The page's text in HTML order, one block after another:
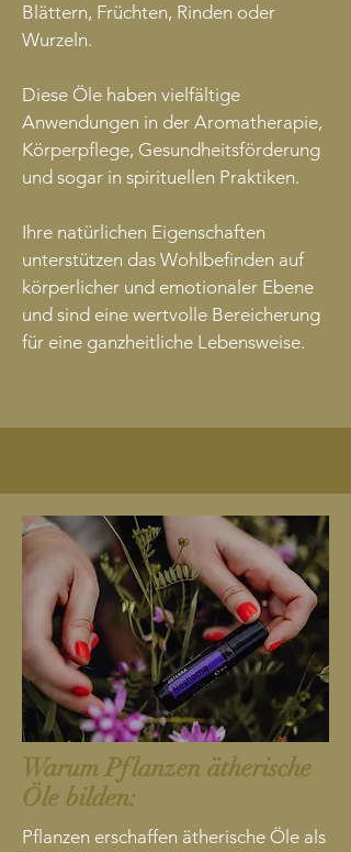
Blättern, Früchten, Rinden oder
Wurzeln.
Diese Öle haben vielfältige
Anwendungen in der Aromatherapie,
Körperpflege, Gesundheitsförderung
und sogar in spirituellen Praktiken.
Ihre natürlichen Eigenschaften
unterstützen das Wohlbefinden auf
körperlicher und emotionaler Ebene
und sind eine wertvolle Bereicherung
für eine ganzheitliche Lebensweise.
Warum Pflanzen ätherische
Öle bilden:
Pflanzen erschaffen ätherische Öle als